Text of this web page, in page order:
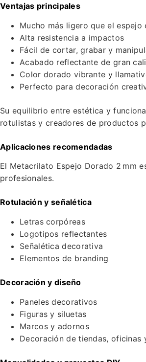
Ventajas principales
Mucho más ligero que el espejo
Alta resistencia a impactos
Fácil de cortar, grabar y
Acabado reflectante de gran
Color dorado vibrante y
Perfecto para decoración
Su equilibrio entre estética y
rotulistas y creadores de productos
Aplicaciones recomendadas
El Metacrilato Espejo Dorado 2 mm
profesionales.
Rotulación y señalética
Letras corpóreas
Logotipos reflectantes
Señalética decorativa
Elementos de branding
Decoración y diseño
Paneles decorativos
Figuras y siluetas
Marcos y adornos
Decoración de tiendas, oficinas